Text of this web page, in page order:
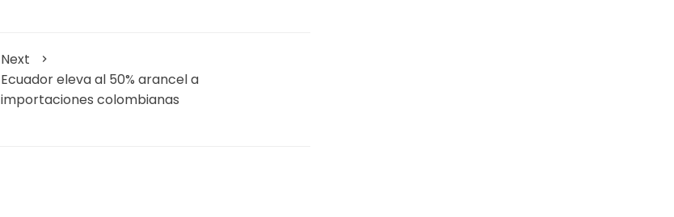
Next
Ecuador eleva al 50% arancel a
importaciones colombianas